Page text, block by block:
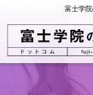
富士学